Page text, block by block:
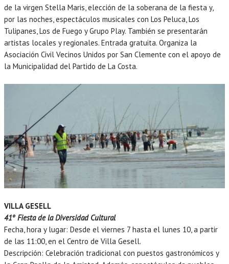
de la virgen Stella Maris, elección de la soberana de la fiesta y,
por las noches, espectáculos musicales con Los Peluca, Los
Tulipanes, Los de Fuego y Grupo Play. También se presentarán
artistas locales y regionales. Entrada gratuita. Organiza la
Asociación Civil Vecinos Unidos por San Clemente con el apoyo de
la Municipalidad del Partido de La Costa.
VILLA GESELL
41º Fiesta de la Diversidad Cultural
Fecha, hora y lugar: Desde el viernes 7 hasta el lunes 10, a partir
de las 11:00, en el Centro de Villa Gesell.
Descripción: Celebración tradicional con puestos gastronómicos y